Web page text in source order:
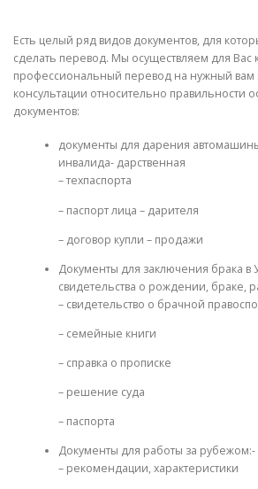
Есть целый ряд видов документов, для
сделать перевод. Мы осуществляем для Вас
профессиональный перевод на нужный вам
консультации относительно правильности
документов:
документы для дарения
инвалида- дарственная
– техпаспорта
– паспорт лица – дарителя
– договор купли – продажи
Документы для заключения брака
свидетельства о рождении, браке,
– свидетельство о брачной
– семейные книги
– справка о прописке
– решение суда
– паспорта
Документы для работы за рубежом:-
– рекомендации, характеристики